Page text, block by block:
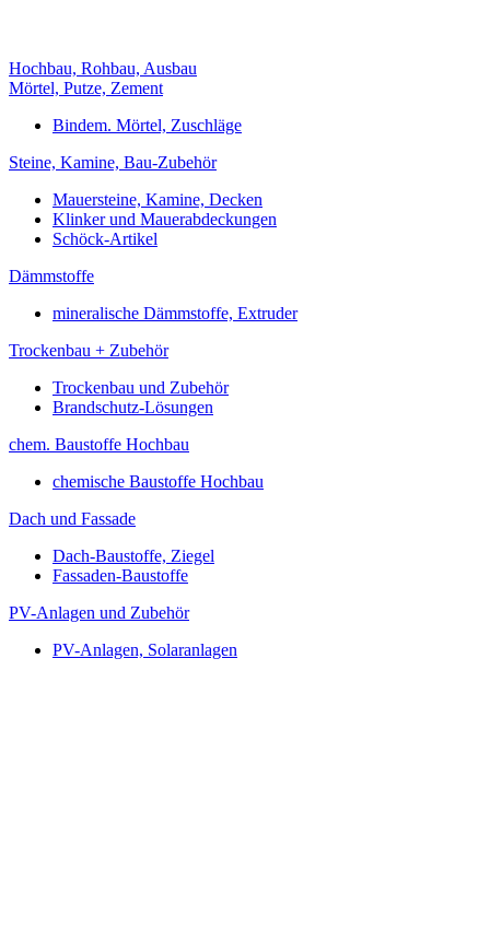
Hochbau, Rohbau, Ausbau
Mörtel, Putze, Zement
Bindem. Mörtel, Zuschläge
Steine, Kamine, Bau-Zubehör
Mauersteine, Kamine, Decken
Klinker und Mauerabdeckungen
Schöck-Artikel
Dämmstoffe
mineralische Dämmstoffe, Extruder
Trockenbau + Zubehör
Trockenbau und Zubehör
Brandschutz-Lösungen
chem. Baustoffe Hochbau
chemische Baustoffe Hochbau
Dach und Fassade
Dach-Baustoffe, Ziegel
Fassaden-Baustoffe
PV-Anlagen und Zubehör
PV-Anlagen, Solaranlagen